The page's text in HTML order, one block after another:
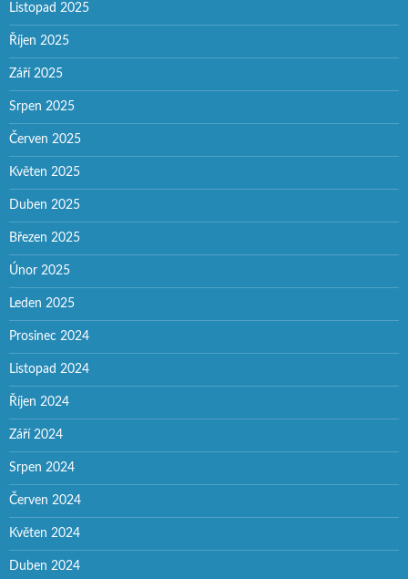
Listopad 2025
Říjen 2025
Září 2025
Srpen 2025
Červen 2025
Květen 2025
Duben 2025
Březen 2025
Únor 2025
Leden 2025
Prosinec 2024
Listopad 2024
Říjen 2024
Září 2024
Srpen 2024
Červen 2024
Květen 2024
Duben 2024